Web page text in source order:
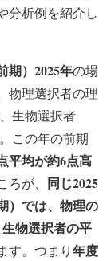
分析例を紹介し
期）2025年の場
物理選択者の理
生物選択者
この年の前期
平均が約6点高
が、 同じ2025
）では、物理の
物選択者の平
す。つまり年度